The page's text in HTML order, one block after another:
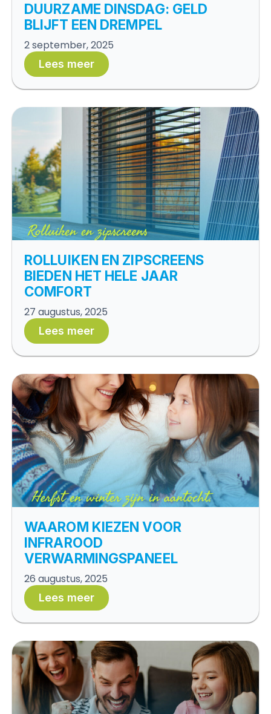
DUURZAME DINSDAG: GELD
BLIJFT EEN DREMPEL
2 september, 2025
Lees meer
ROLLUIKEN EN ZIPSCREENS
BIEDEN HET HELE JAAR
COMFORT
27 augustus, 2025
Lees meer
WAAROM KIEZEN VOOR
INFRAROOD
VERWARMINGSPANEEL
26 augustus, 2025
Lees meer